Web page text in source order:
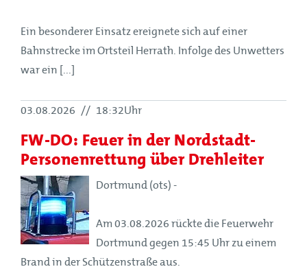
Ein besonderer Einsatz ereignete sich auf einer
Bahnstrecke im Ortsteil Herrath. Infolge des Unwetters
war ein [...]
03.08.2026 // 18:32Uhr
FW-DO: Feuer in der Nordstadt-
Personenrettung über Drehleiter
Dortmund (ots) -
Am 03.08.2026 rückte die Feuerwehr
Dortmund gegen 15:45 Uhr zu einem
Brand in der Schützenstraße aus.